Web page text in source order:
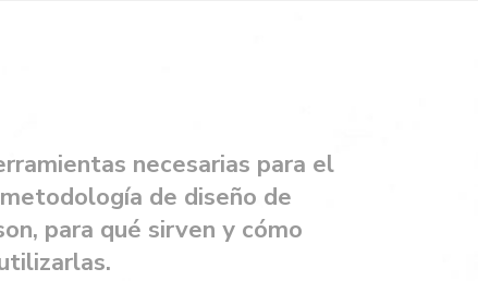
necesarias para el
de diseño de
para qué sirven y cómo